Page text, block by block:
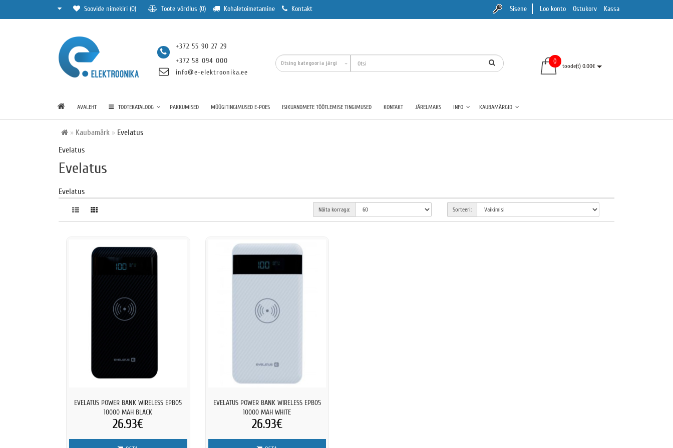
Soovide nimekiri (0) Toote võrdlus (0) Kohaletoimetamine Kontakt Sisene Loo konto Ostukorv Kassa
+372 55 90 27 29
+372 58 094 000
info@e-elektroonika.ee
0
toode(t) 0.00€
AVALEHT TOOTEKATALOOG PAKKUMISED MÜÜGITINGIMUSED E-POES ISIKUANDMETE TÖÖTLEMISE TINGIMUSED KONTAKT JÄRELMAKS INFO KAUBAMÄRGID
Kaubamärk
Evelatus
Evelatus
Evelatus
Evelatus
Sorteeri:
Näita korraga:
EVELATUS POWER BANK WIRELESS EPB05
10000 MAH BLACK
26.93€
EVELATUS POWER BANK WIRELESS EPB05
10000 MAH WHITE
26.93€